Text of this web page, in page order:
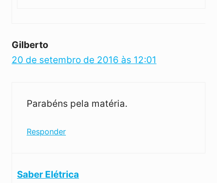
Gilberto
20 de setembro de 2016 às 12:01
Parabéns pela matéria.
Responder
Saber Elétrica